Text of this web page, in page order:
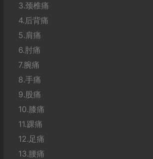
3.颈椎痛
4.后背痛
5.肩痛
6.肘痛
7.腕痛
8.手痛
9.股痛
10.膝痛
11.踝痛
12.足痛
13.腰痛